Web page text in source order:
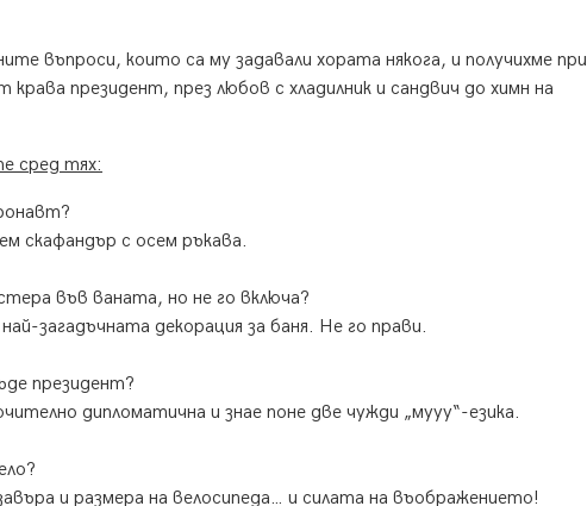
въпроси, които са му задавали хората някога, и получихме
президент, през любов с хладилник и сандвич до химн на
сред тях:
скафандър с осем ръкава.
във ваната, но не го включа?
загадъчната декорация за баня. Не го прави.
президент?
дипломатична и знае поне две чужди „мууу“-езика.
и размера на велосипеда… и силата на въображението!